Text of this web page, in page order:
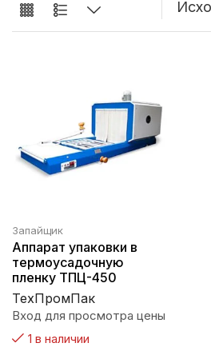
Запайщик
Аппарат упаковки в
термоусадочную
пленку ТПЦ-450
ТехПромПак
Вход для просмотра цены
1 в наличии